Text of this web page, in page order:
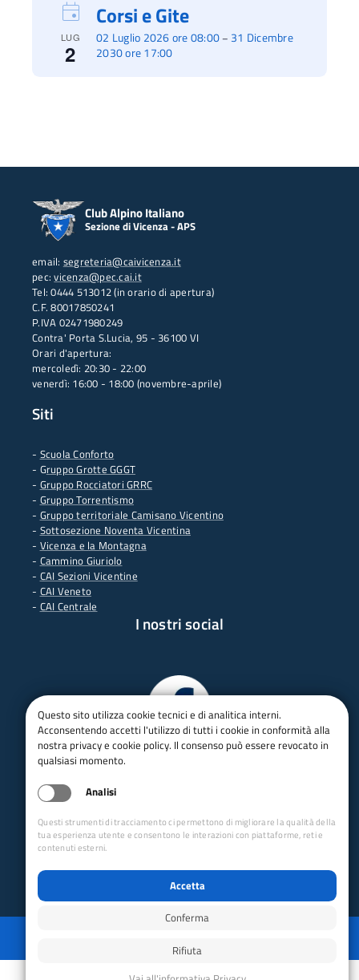
LUG
2
02 Luglio 2026 ore 08:00– 31 Dicembre
2030 ore 17:00
Corsi e Gite
Club Alpino Italiano
Sezione di Vicenza - APS
email: segreteria@caivicenza.it
pec:vicenza@pec.cai.it
Tel: 0444 513012 (in orario di apertura)
C.F. 80017850241
P.IVA 02471980249
Contra' Porta S.Lucia, 95 - 36100 VI
Orari d'apertura:
mercoledì: 20:30 - 22:00
venerdì: 16:00 - 18:00 (novembre-aprile)
Siti
- Scuola Conforto
- Gruppo Grotte GGGT
- Gruppo Rocciatori GRRC
- Gruppo Torrentismo
- Gruppo territoriale Camisano Vicentino
- Sottosezione Noventa Vicentina
- Vicenza e la Montagna
- Cammino Giuriolo
- CAI Sezioni Vicentine
- CAI Veneto
- CAI Centrale
I nostri social
Powered by GRUPPO YEC
Questo sito utilizza cookie tecnici e di analitica interni.
Acconsentendo accetti l'utilizzo di tutti i cookie in conformità alla
nostra privacy e cookie policy. Il consenso può essere revocato in
qualsiasi momento.
Analisi
Questi strumenti di tracciamento ci permettono di migliorare la qualità della
tua esperienza utente e consentono le interazioni con piattaforme, reti e
contenuti esterni.
Accetta
Conferma
Rifiuta